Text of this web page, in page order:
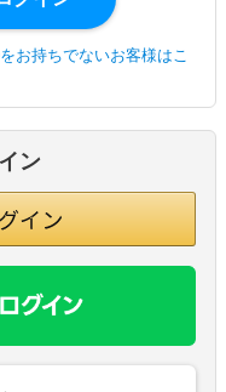
お持ちでないお客様はこ
ン